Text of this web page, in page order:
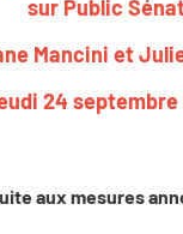
sur Public
Mancini et
24 septembre
aux mesures